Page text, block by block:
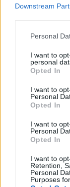
Downstream
Personal
I want to
personal
Opted In
I want to
Personal
Opted In
I want to
Personal
Opted In
I want to
Retention,
Personal
Purposes